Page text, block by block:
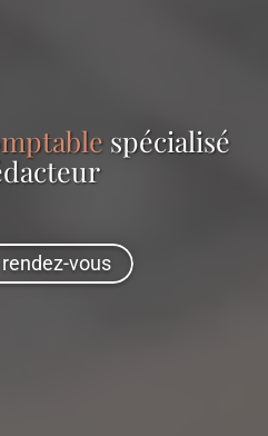
spécialisé
vous